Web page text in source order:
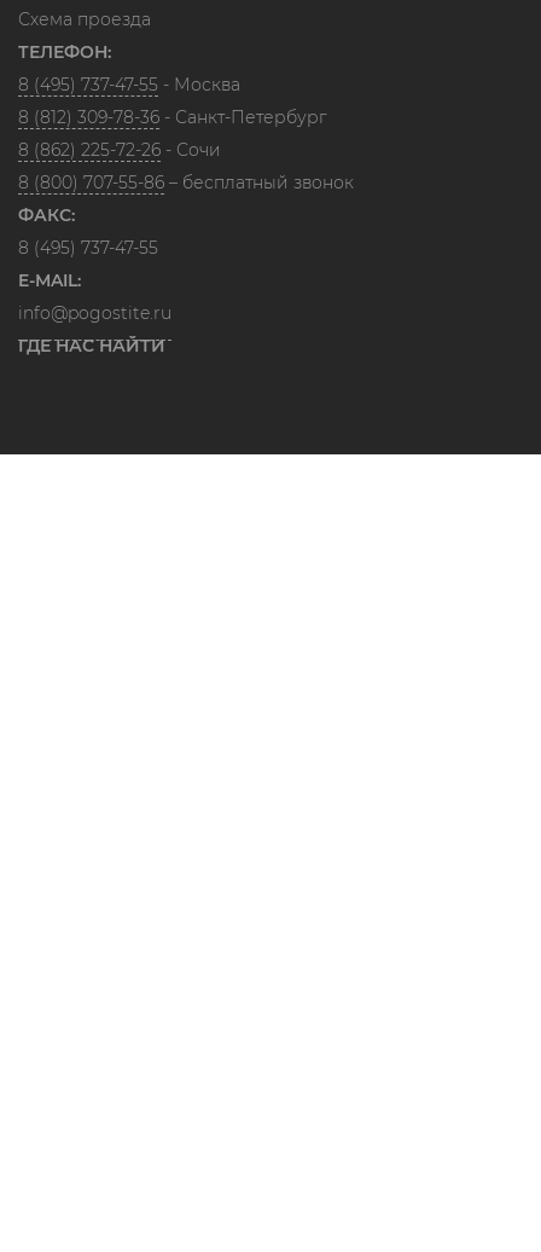
Схема проезда
ТЕЛЕФОН:
8 (495) 737-47-55 - Москва
8 (812) 309-78-36 - Санкт-Петербург
8 (862) 225-72-26 - Сочи
8 (800) 707-55-86 – бесплатный звонок
ФАКС:
8 (495) 737-47-55
E-MAIL:
info@pogostite.ru
ГДЕ НАС НАЙТИ